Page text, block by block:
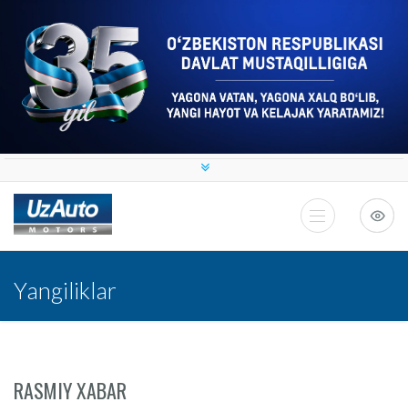
Yangiliklar
RASMIY XABAR